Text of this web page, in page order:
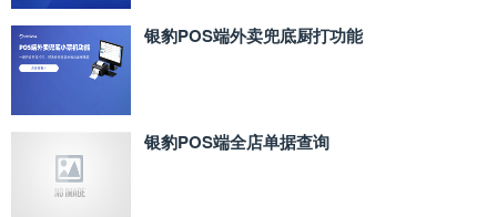
银豹POS端外卖兜底厨打功能
银豹POS端全店单据查询